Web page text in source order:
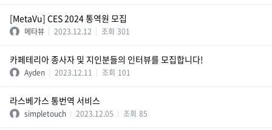
[MetaVu] CES 2024 통역원 모집
메타뷰 2023.12.12 조회 301
카페테리아 종사자 및 지인분들의 인터뷰를 모집합니다!
Ayden 2023.12.11 조회 101
라스베가스 통번역 서비스
simpletouch 2023.12.05 조회 85